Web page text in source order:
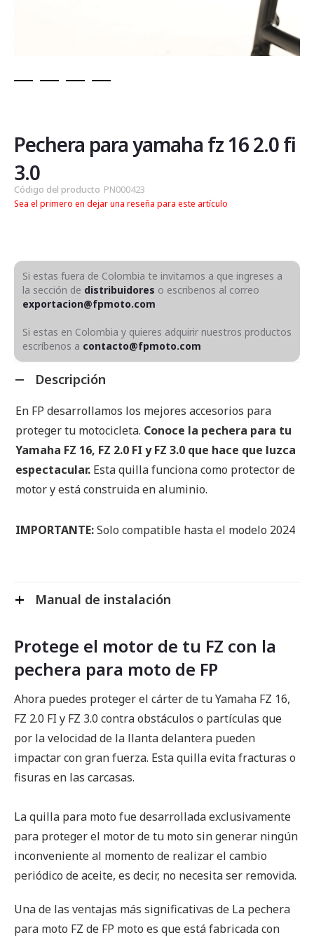
de
la
galería
de
imágenes
Pechera para yamaha fz 16 2.0 fi
3.0
Código del producto PN000423
Sea el primero en dejar una reseña para este artículo
Si estas fuera de Colombia te invitamos a que ingreses a
la sección de distribuidores o escribenos al correo
exportacion@fpmoto.com
Si estas en Colombia y quieres adquirir nuestros productos
escríbenos a contacto@fpmoto.com
Descripción
En FP desarrollamos los mejores accesorios para
proteger tu motocicleta. Conoce la pechera para tu
Yamaha FZ 16, FZ 2.0 FI y FZ 3.0 que hace que luzca
espectacular. Esta quilla funciona como protector de
motor y está construida en aluminio.
IMPORTANTE:Solo compatible hasta el modelo 2024
Manual de instalación
Protege el motor de tu FZ con la
pechera para moto de FP
Ahora puedes proteger el cárter de tu Yamaha FZ 16,
FZ 2.0 FI y FZ 3.0 contra obstáculos o partículas que
por la velocidad de la llanta delantera pueden
impactar con gran fuerza. Esta quilla evita fracturas o
fisuras en las carcasas.
La quilla para moto fue desarrollada exclusivamente
para proteger el motor de tu moto sin generar ningún
inconveniente al momento de realizar el cambio
periódico de aceite, es decir, no necesita ser removida.
Una de las ventajas más significativas de La pechera
para moto FZ de FP moto es que está fabricada con